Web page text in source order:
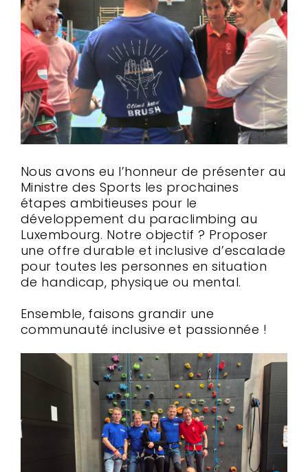
Nous avons eu l’honneur de présenter au
Ministre des Sports les prochaines
étapes ambitieuses pour le
développement du paraclimbing au
Luxembourg. Notre objectif ? Proposer
une offre durable et inclusive d’escalade
pour toutes les personnes en situation
de handicap, physique ou mental.
Ensemble, faisons grandir une
communauté inclusive et passionnée !